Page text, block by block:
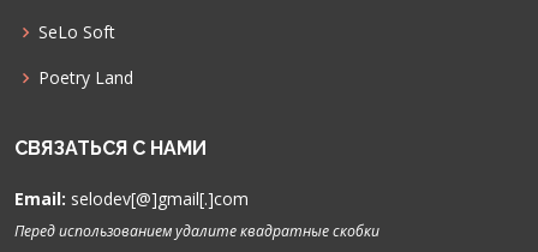
SeLo Soft
Poetry Land
СВЯЗАТЬСЯ С НАМИ
Email: selodev[@]gmail[.]com
Перед использованием удалите квадратные скобки